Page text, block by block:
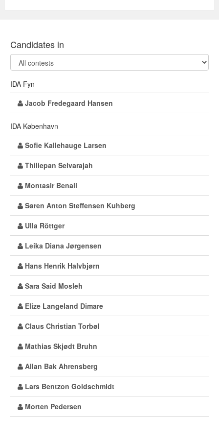
Candidates in
IDA Fyn
Jacob Fredegaard Hansen
IDA København
Sofie Kallehauge Larsen
Thiliepan Selvarajah
Montasir Benali
Søren Anton Steffensen Kuhberg
Ulla Röttger
Leika Diana Jørgensen
Hans Henrik Halvbjørn
Sara Said Mosleh
Elize Langeland Dimare
Claus Christian Torbøl
Mathias Skjødt Bruhn
Allan Bak Ahrensberg
Lars Bentzon Goldschmidt
Morten Pedersen